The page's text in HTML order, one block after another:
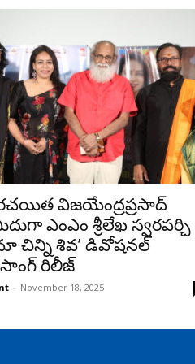
విజయేంద్రప్రసాద్
ఎంఎం శ్రీలేఖ స్వరపర్చి
చిన్ని శివ’ డివోషనల్
రిలీజ్
- November 18, 2025